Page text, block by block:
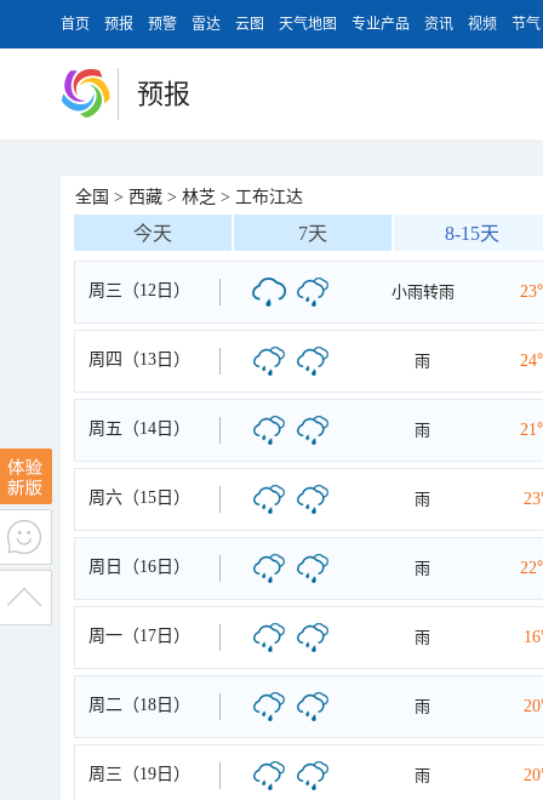
首页 预报 预警 雷达 云图 天气地图 专业产品 资讯 视频 节气
预报
全国 > 西藏 > 林芝 > 工布江达
今天 7天 8-15天
周三（12日） 小雨转雨
周四（13日） 雨
周五（14日） 雨
周六（15日） 雨
周日（16日） 雨
周一（17日） 雨
周二（18日） 雨
周三（19日） 雨